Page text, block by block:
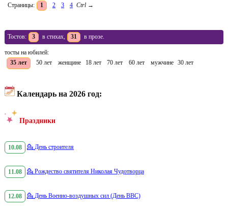
Страницы: 1 2 3 4 Ctrl →
Тостов: 3 в стихах, 31 в прозе.
тосты на юбилей:
35 лет
50 лет женщине 18 лет 70 лет 60 лет мужчине 30 лет
Календарь на 2026 год:
Праздники
10.08 💁 День строителя
11.08 💁 Рождество святителя Николая Чудотворца
12.08 💁 День Военно-воздушных сил (День ВВС)